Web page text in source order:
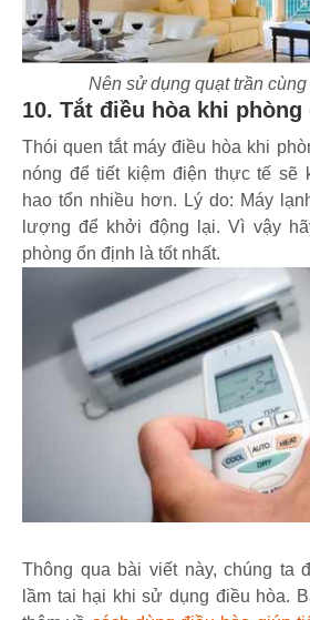
Nên sử dụng quạt trần
10. Tắt điều hòa khi phòng
Thói quen tắt máy điều hòa khi
nóng để tiết kiệm điện thực tế sẽ
hao tổn nhiều hơn. Lý do: Máy
lượng để khởi động lại. Vì vậy
phòng ổn định là tốt nhất.
Thông qua bài viết này, chúng ta
lầm tai hại khi sử dụng điều hòa.